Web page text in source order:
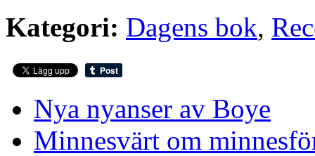
Kategori: Dagens bok,
Nya nyanser av Boye
Minnesvärt om